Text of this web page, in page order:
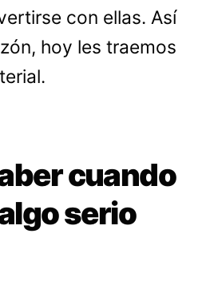
con ellas. Así
hoy les traemos
cuando
serio